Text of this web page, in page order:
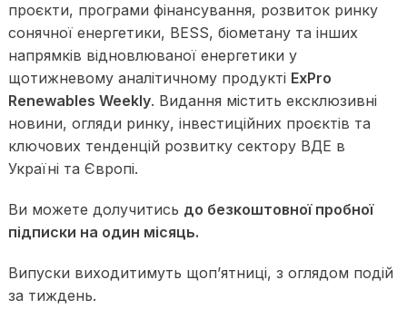
проєкти, програми фінансування, розвиток ринку
сонячної енергетики, BESS, біометану та інших
напрямків відновлюваної енергетики у
щотижневому аналітичному продукті ExPro
Renewables Weekly. Видання містить ексклюзивні
новини, огляди ринку, інвестиційних проєктів та
ключових тенденцій розвитку сектору ВДЕ в
Україні та Європі.
Ви можете долучитись до безкоштовної пробної
підписки на один місяць.
Випуски виходитимуть щопʼятниці, з оглядом подій
за тиждень.